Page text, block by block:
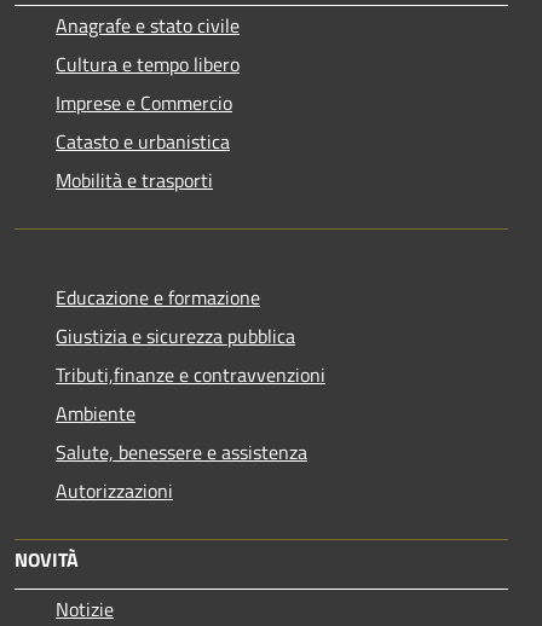
Anagrafe e stato civile
Cultura e tempo libero
Imprese e Commercio
Catasto e urbanistica
Mobilità e trasporti
Educazione e formazione
Giustizia e sicurezza pubblica
Tributi,finanze e contravvenzioni
Ambiente
Salute, benessere e assistenza
Autorizzazioni
NOVITÀ
Notizie